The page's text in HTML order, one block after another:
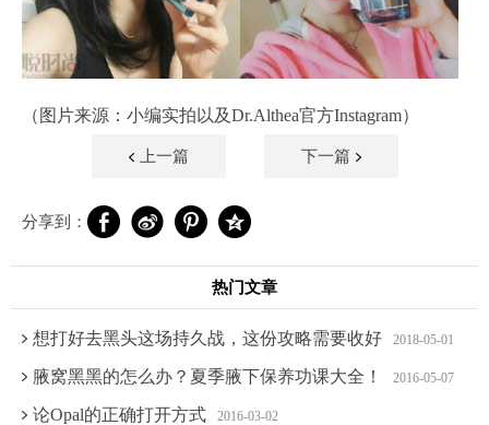
（图片来源：小编实拍以及Dr.Althea官方Instagram）
上一篇 下一篇
分享到：
热门文章
想打好去黑头这场持久战，这份攻略需要收好 2018-05-01
腋窝黑黑的怎么办？夏季腋下保养功课大全！ 2016-05-07
论Opal的正确打开方式 2016-03-02